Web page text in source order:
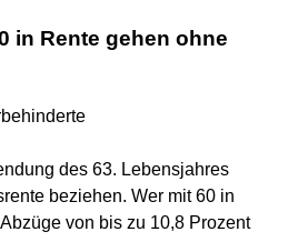
in Rente gehen ohne
des 63. Lebensjahres
beziehen. Wer mit 60 in
von bis zu 10,8 Prozent